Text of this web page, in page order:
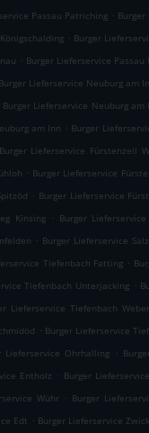
Passau Patriching . Burger
. Burger
. Burger Lieferservice Passau
Burger Lieferservice Neuburg am
Burger Lieferservice Neuburg am
am Inn . Burger
Burger Lieferservice Fürstenzell
. Burger Lieferservice
. Burger Lieferservice
Kinsing . Burger
. Burger Lieferservice
Tiefenbach Fatting .
Tiefenbach Unterjacking .
Lieferservice Tiefenbach
. Burger Lieferservice
Lieferservice Ohrhalling .
Entholz . Burger
Wühr . Burger
Edt . Burger Lieferservice